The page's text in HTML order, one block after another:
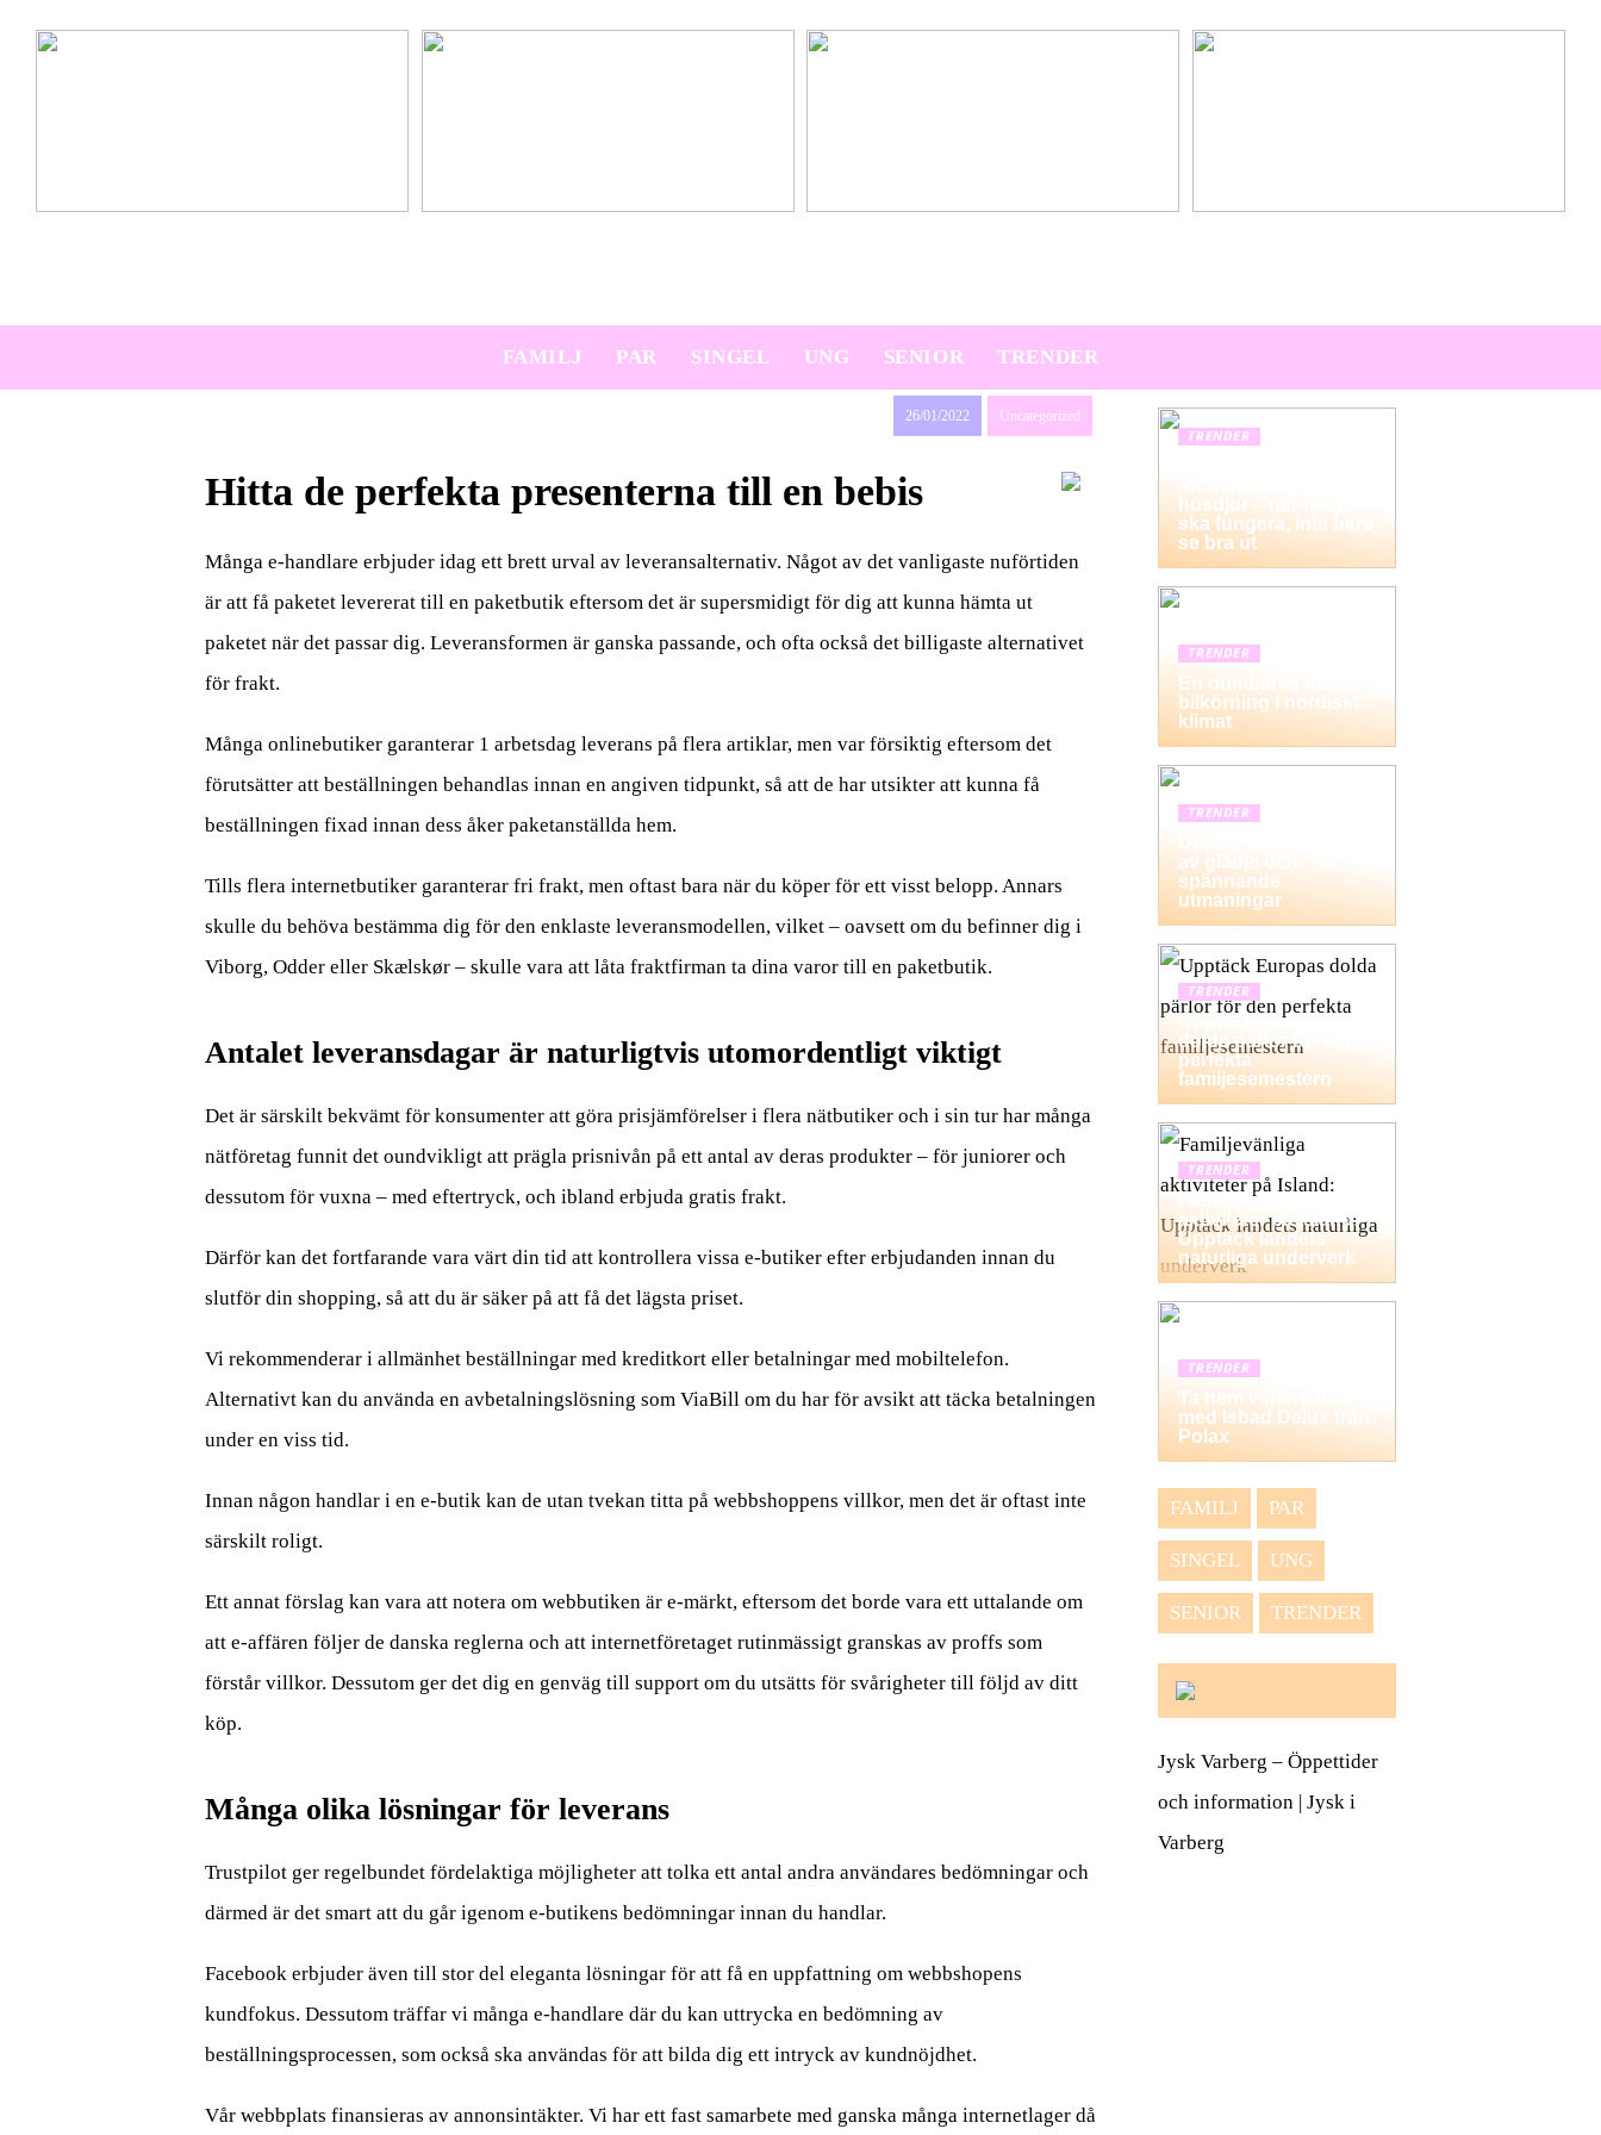
FAMILJ PAR SINGEL UNG SENIOR TRENDER
26/01/2022 Uncategorized
Hitta de perfekta presenterna till en bebis
Många e-handlare erbjuder idag ett brett urval av leveransalternativ. Något av det vanligaste nuförtiden
är att få paketet levererat till en paketbutik eftersom det är supersmidigt för dig att kunna hämta ut
paketet när det passar dig. Leveransformen är ganska passande, och ofta också det billigaste alternativet
för frakt.
Många onlinebutiker garanterar 1 arbetsdag leverans på flera artiklar, men var försiktig eftersom det
förutsätter att beställningen behandlas innan en angiven tidpunkt, så att de har utsikter att kunna få
beställningen fixad innan dess åker paketanställda hem.
Tills flera internetbutiker garanterar fri frakt, men oftast bara när du köper för ett visst belopp. Annars
skulle du behöva bestämma dig för den enklaste leveransmodellen, vilket – oavsett om du befinner dig i
Viborg, Odder eller Skælskør – skulle vara att låta fraktfirman ta dina varor till en paketbutik.
Antalet leveransdagar är naturligtvis utomordentligt viktigt
Det är särskilt bekvämt för konsumenter att göra prisjämförelser i flera nätbutiker och i sin tur har många
nätföretag funnit det oundvikligt att prägla prisnivån på ett antal av deras produkter – för juniorer och
dessutom för vuxna – med eftertryck, och ibland erbjuda gratis frakt.
Därför kan det fortfarande vara värt din tid att kontrollera vissa e-butiker efter erbjudanden innan du
slutför din shopping, så att du är säker på att få det lägsta priset.
Vi rekommenderar i allmänhet beställningar med kreditkort eller betalningar med mobiltelefon.
Alternativt kan du använda en avbetalningslösning som ViaBill om du har för avsikt att täcka betalningen
under en viss tid.
Innan någon handlar i en e-butik kan de utan tvekan titta på webbshoppens villkor, men det är oftast inte
särskilt roligt.
Ett annat förslag kan vara att notera om webbutiken är e-märkt, eftersom det borde vara ett uttalande om
att e-affären följer de danska reglerna och att internetföretaget rutinmässigt granskas av proffs som
förstår villkor. Dessutom ger det dig en genväg till support om du utsätts för svårigheter till följd av ditt
köp.
Många olika lösningar för leverans
Trustpilot ger regelbundet fördelaktiga möjligheter att tolka ett antal andra användares bedömningar och
därmed är det smart att du går igenom e-butikens bedömningar innan du handlar.
Facebook erbjuder även till stor del eleganta lösningar för att få en uppfattning om webbshopens
kundfokus. Dessutom träffar vi många e-handlare där du kan uttrycka en bedömning av
beställningsprocessen, som också ska användas för att bilda dig ett intryck av kundnöjdhet.
Vår webbplats finansieras av annonsintäkter. Vi har ett fast samarbete med ganska många internetlager då
TRENDER
husdjur – när hemmet
ska fungera, inte bara
se bra ut
TRENDER
En oumbärlig del av
bilkörning i nordiskt
klimat
TRENDER
av glädje och
spännande
utmaningar
TRENDER
Upptäck Europas
dolda pärlor för den
perfekta
familjesemestern
TRENDER
Familjevänliga
aktiviteter på Island:
Upptäck landets
naturliga underverk
TRENDER
Ta hem vinterbadet
med Isbad Delux från
Polax
FAMILJ PAR
SINGEL UNG
SENIOR TRENDER
Jysk Varberg – Öppettider
och information | Jysk i
Varberg